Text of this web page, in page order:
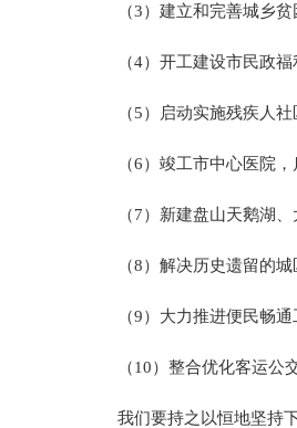
（3）建立和完善城乡贫
（4）开工建设市民政福
（5）启动实施残疾人社
（6）竣工市中心医院，
（7）新建盘山天鹅湖、
（8）解决历史遗留的城
（9）大力推进便民畅通
（10）整合优化客运公
我们要持之以恒地坚持